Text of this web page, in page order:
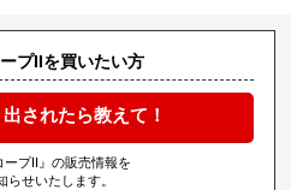
プIIを買いたい方
されたら教えて！
ープII』の販売情報を
らせいたします。